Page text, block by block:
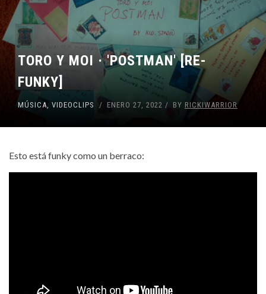
TORO Y MOI · 'POSTMAN' [RE-
FUNKY]
MÚSICA VIDEOCLIPS ENERO 27, 2022 BY RICKIWARRIOR
Esto está funky como un berraco: